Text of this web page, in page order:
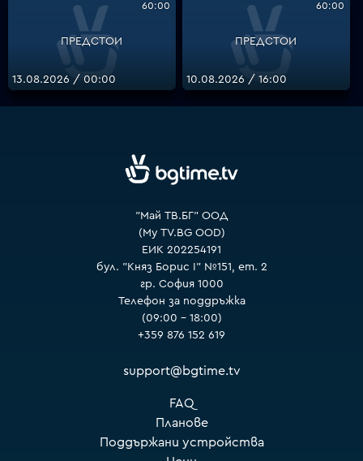
ПРЕДСТОИ
60:00
13.08.2026 / 00:00
ПРЕДСТОИ
60:00
10.08.2026 / 16:00
"Май ТВ.БГ" ООД
(My TV.BG OOD)
ЕИК 202254191
бул. "Княз Борис I" №151, ет. 2
гр. София 1000
Телефон за поддръжка
(09:00 – 18:00)
+359 876 152 619
support@bgtime.tv
FAQ
Планове
Поддържани устройства